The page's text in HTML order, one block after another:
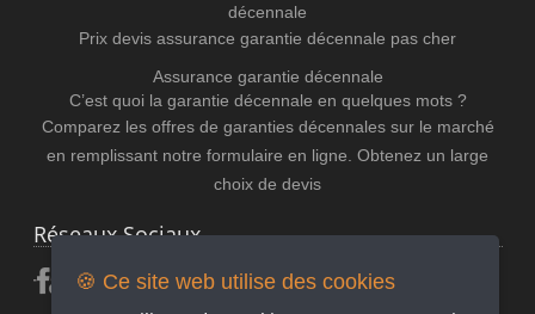
décennale
Prix devis assurance garantie décennale pas cher
Assurance garantie décennale
C’est quoi la garantie décennale en quelques mots ?
Comparez les offres de garanties décennales sur le marché
en remplissant notre formulaire en ligne. Obtenez un large
choix de devis
Réseaux Sociaux
🍪 Ce site web utilise des cookies